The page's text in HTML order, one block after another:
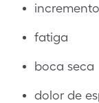
fatiga
boca seca
dolor de